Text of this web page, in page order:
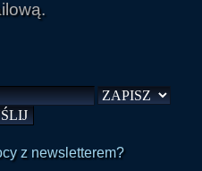
z newsletterem?